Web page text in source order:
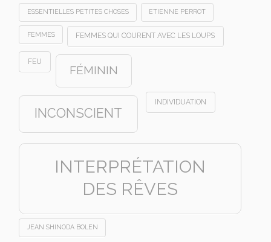
ESSENTIELLES PETITES CHOSES ETIENNE PERROT
FEMMES FEMMES QUI COURENT AVEC LES LOUPS
FEU
FÉMININ
INCONSCIENT
INDIVIDUATION
INTERPRÉTATION
DES RÊVES
JEAN SHINODA BOLEN